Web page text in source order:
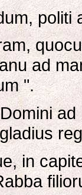
politi
ad
".
in